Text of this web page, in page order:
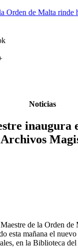
Malta rinde
Noticias
inaugura
de la Orden de
esta mañana el
en la Biblioteca